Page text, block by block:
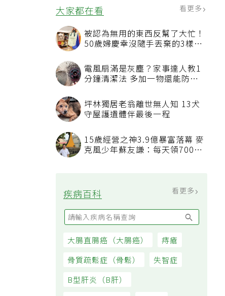
大家都在看
被認為無用的東西反幫了大忙！
50歲婦慶幸沒隨手丟棄的3樣物
電風扇滿是灰塵？家事達人教1
坪林獨居老翁離世無人知 13犬
守屋護遺體伴最後一程
15歲經營之神3.9億暴富落幕 麥
克風少年蘇友謙：每天領700元
疾病百科